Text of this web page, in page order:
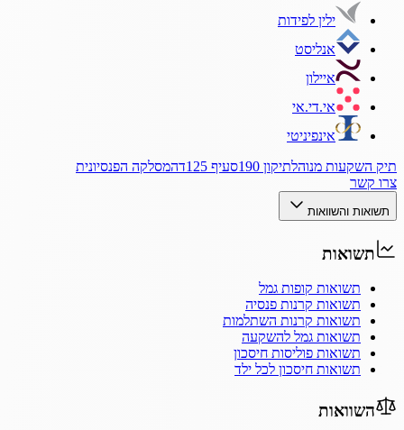
ילין לפידות
אנליסט
איילון
אי.די.אי
אינפיניטי
תיק השקעות מנוהלתיקון 190 סעיף 125ד
המסלקה הפנסיונית
צרו קשר
תשואות והשוואות
תשואות
תשואות קופות גמל
תשואות קרנות פנסיה
תשואות קרנות השתלמות
תשואות גמל להשקעה
תשואות פוליסות חיסכון
תשואות חיסכון לכל ילד
השוואות